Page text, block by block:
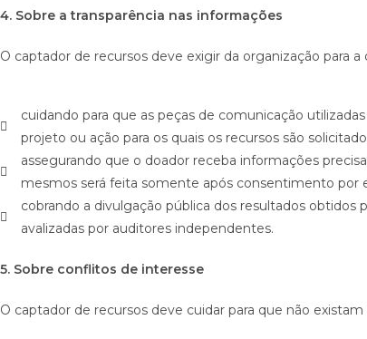
4. Sobre a transparência nas informações
O captador de recursos deve exigir da organização para
cuidando para que as peças de comunicação
projeto ou ação para os quais os recursos são
assegurando que o doador receba informações
mesmos será feita somente após consentimento por
cobrando a divulgação pública dos resultados
avalizadas por auditores independentes.
5. Sobre conflitos de interesse
O captador de recursos deve cuidar para que não